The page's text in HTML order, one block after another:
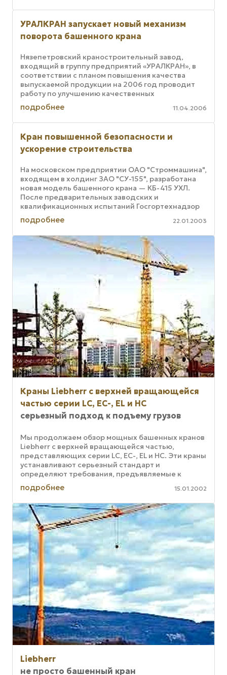
УРАЛКРАН запускает новый механизм
поворота башенного крана
Нязепетровский краностроительный завод,
входящий в группу предприятий «УРАЛКРАН», в
соответствии с планом повышения качества
выпускаемой продукции на 2006 год проводит
работу по улучшению качественных
характеристик механизма поворота башенного ...
подробнее 11.04.2006
Кран повышенной безопасности и
ускорение строительства
На московском предприятии ОАО "Строммашина",
входящем в холдинг ЗАО "СУ-155", разработана
новая модель башенного крана — КБ-415 УХЛ.
После предварительных заводских и
квалификационных испытаний Госгортехнадзор
России рекомендовал его к серийному ...
подробнее 22.01.2003
Краны Liebherr с верхней вращающейся
частью серии LC, EC-, EL и НС
серьезный подход к подъему грузов
Мы продолжаем обзор мощных башенных кранов
Liebherr с верхней вращающейся частью,
представляющих серии LC, EC-, EL и НС. Эти краны
устанавливают серьезный стандарт и
определяют требования, предъявляемые к
технике нового поколения при подъеме ...
подробнее 15.01.2002
Liebherr
не просто башенный кран